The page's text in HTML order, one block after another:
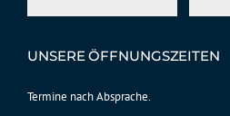
UNSERE ÖFFNUNGSZEITEN
Termine nach Absprache.